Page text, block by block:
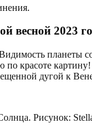
весной 2023
планеты
красоте
дугой к
Рисунок: